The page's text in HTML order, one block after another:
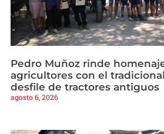
Pedro Muñoz rinde
agricultores con el
desfile de tractores antiguos
agosto 6, 2026